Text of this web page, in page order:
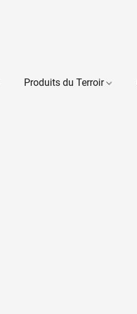
Produits du Terroir